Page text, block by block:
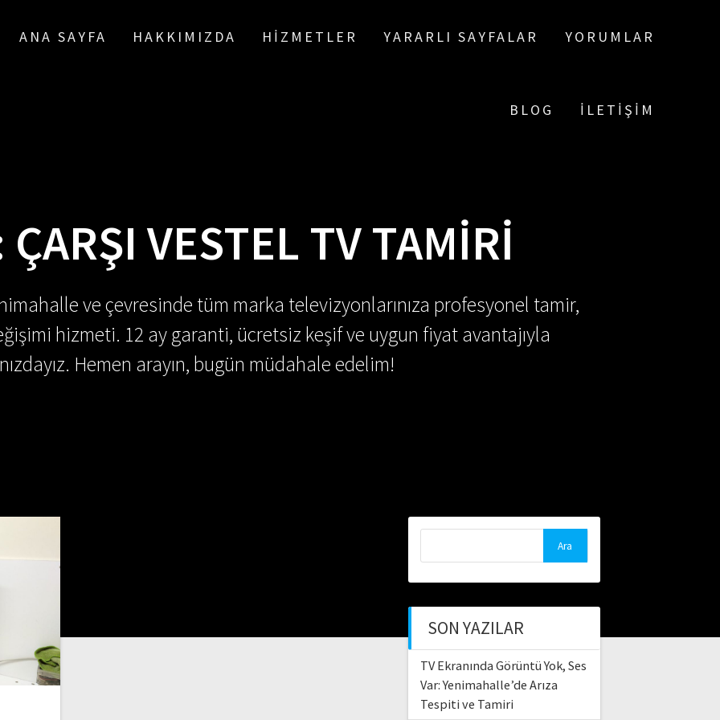
ANA SAYFA HAKKIMIZDA HIZMETLER YARARLI SAYFALAR YORUMLAR
BLOG İLETIŞIM
ÇARŞI VESTEL TV TAMIRI
ve çevresinde tüm marka televizyonlarınıza profesyonel tamir,
hizmeti. 12 ay garanti, ücretsiz keşif ve uygun fiyat avantajıyla
Hemen arayın, bugün müdahale edelim!
SON YAZILAR
TV Ekranında Görüntü Yok, Ses
Var: Yenimahalle’de Arıza
Tespiti ve Tamiri